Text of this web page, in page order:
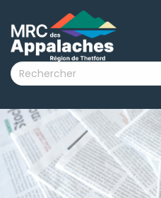
submenu (La MRC )
submenu (Citoyens )
submenu (Visiteurs )
submenu (Nouvelles )
submenu (Documentation